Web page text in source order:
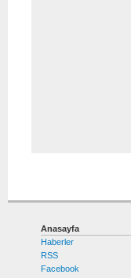
Anasayfa
Haberler
RSS
Facebook